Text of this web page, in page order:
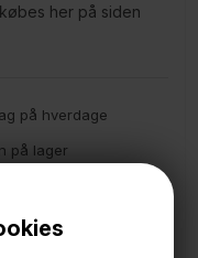
her på siden
på hverdage
på lager
med GLS